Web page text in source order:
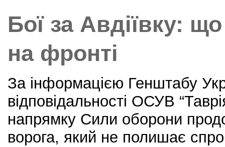
Бої за Авдіївку:
на фронті
За інформацією Генштабу
відповідальності ОСУВ
напрямку Сили оборони
ворога, який не полишає